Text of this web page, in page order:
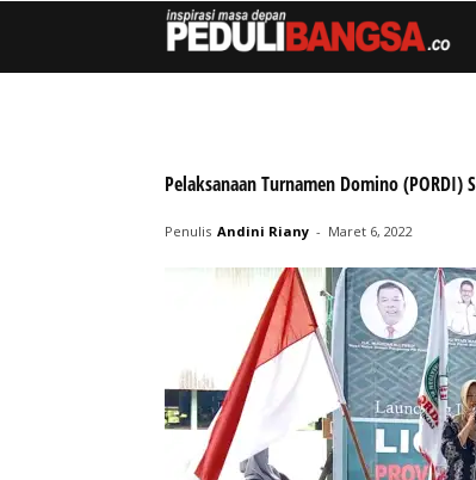
Pelaksanaan Turnamen Domino (PORDI)
Penulis Andini Riany - Maret 6, 2022